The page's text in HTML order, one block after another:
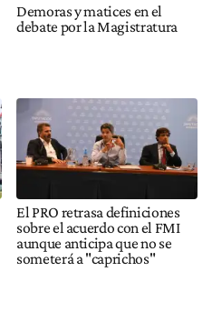
Demoras y matices en el
debate por la Magistratura
El PRO retrasa definiciones
sobre el acuerdo con el FMI
aunque anticipa que no se
someterá a "caprichos"